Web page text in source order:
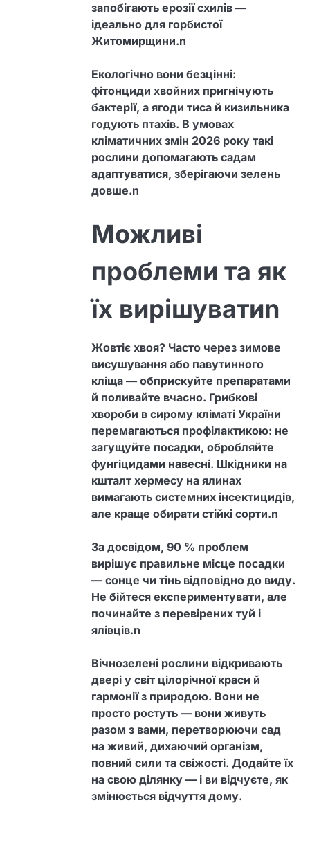
запобігають ерозії схилів —
ідеально для горбистої
Житомирщини.n
Екологічно вони безцінні:
фітонциди хвойних пригнічують
бактерії, а ягоди тиса й кизильника
годують птахів. В умовах
кліматичних змін 2026 року такі
рослини допомагають садам
адаптуватися, зберігаючи зелень
довше.n
Можливі
проблеми та як
їх вирішуватиn
Жовтіє хвоя? Часто через зимове
висушування або павутинного
кліща — обприскуйте препаратами
й поливайте вчасно. Грибкові
хвороби в сирому кліматі України
перемагаються профілактикою: не
загущуйте посадки, обробляйте
фунгіцидами навесні. Шкідники на
кшталт хермесу на ялинах
вимагають системних інсектицидів,
але краще обирати стійкі сорти.n
За досвідом, 90 % проблем
вирішує правильне місце посадки
— сонце чи тінь відповідно до виду.
Не бійтеся експериментувати, але
починайте з перевірених туй і
ялівців.n
Вічнозелені рослини відкривають
двері у світ цілорічної краси й
гармонії з природою. Вони не
просто ростуть — вони живуть
разом з вами, перетворюючи сад
на живий, дихаючий організм,
повний сили та свіжості. Додайте їх
на свою ділянку — і ви відчуєте, як
змінюється відчуття дому.